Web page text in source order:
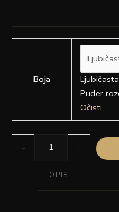
Boja
Ljubičasta
Puder
Očisti
- +
OPIS